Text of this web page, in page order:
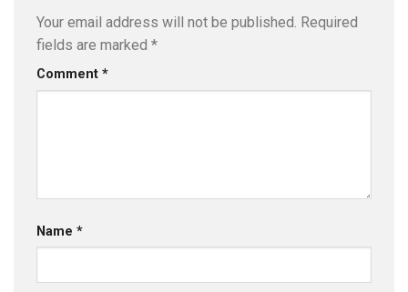
Your email address will not be published. Required
fields are marked *
Comment *
Name *